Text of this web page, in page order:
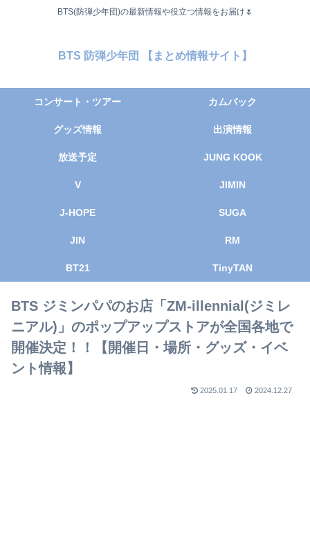
BTS(防弾少年団)の最新情報や役立つ情報をお届け🌷
BTS 防弾少年団 【まとめ情報サイト】
コンサート・ツアー カムバック
グッズ情報 出演情報
放送予定 JUNG KOOK
V JIMIN
J-HOPE SUGA
JIN RM
BT21 TinyTAN
BTS ジミンパパのお店「ZM-illennial(ジミレ
ニアル)」のポップアップストアが全国各地で
開催決定！！【開催日・場所・グッズ・イベ
ント情報】
2025.01.17 2024.12.27